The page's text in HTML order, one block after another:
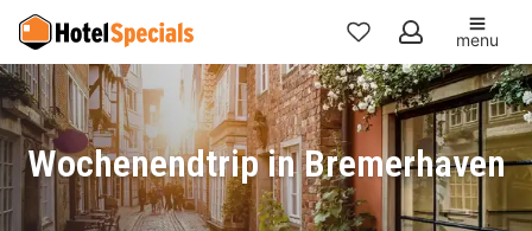
Meine
Favoriten
menu
Wochenendtrip in Bremerhaven